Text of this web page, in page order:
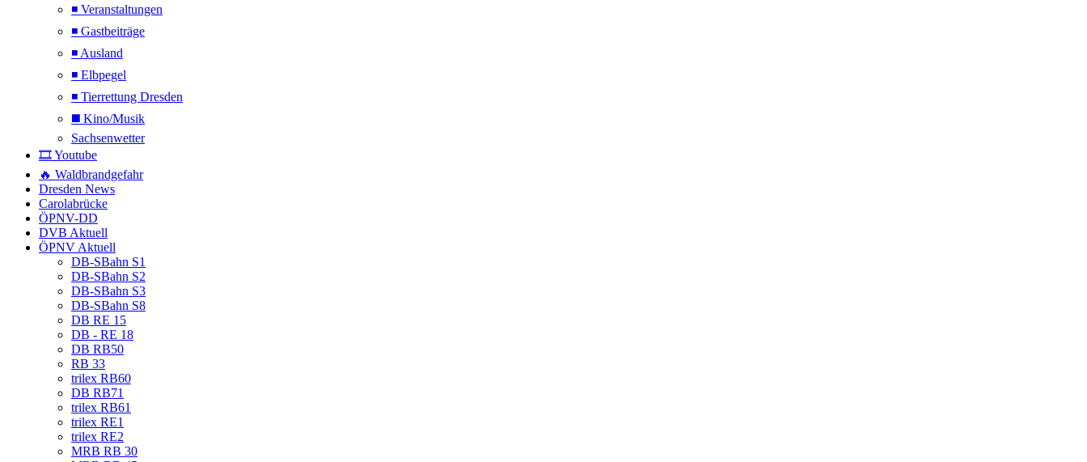
◾ Veranstaltungen
◾ Gastbeiträge
◾ Ausland
◾ Elbpegel
◾ Tierrettung Dresden
◼️ Kino/Musik
Sachsenwetter
🎞️ Youtube
🔥 Waldbrandgefahr
Dresden News
Carolabrücke
ÖPNV-DD
DVB Aktuell
ÖPNV Aktuell
DB-SBahn S1
DB-SBahn S2
DB-SBahn S3
DB-SBahn S8
DB RE 15
DB - RE 18
DB RB50
RB 33
trilex RB60
DB RB71
trilex RB61
trilex RE1
trilex RE2
MRB RB 30